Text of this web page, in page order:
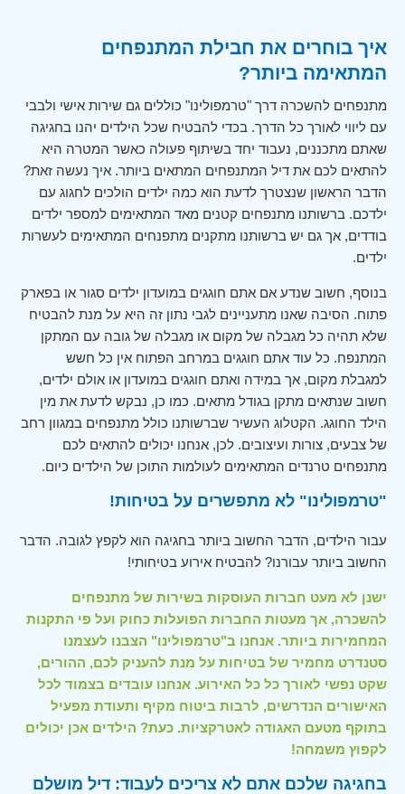
איך בוחרים את חבילת המתנפחים
המתאימה ביותר?
מתנפחים להשכרה דרך "טרמפולינו" כוללים גם שירות אישי ולבבי
עם ליווי לאורך כל הדרך. בכדי להבטיח שכל הילדים יהנו בחגיגה
שאתם מתכננים, נעבוד יחד בשיתוף פעולה כאשר המטרה היא
להתאים לכם את דיל המתנפחים המתאים ביותר. איך נעשה זאת?
הדבר הראשון שנצטרך לדעת הוא כמה ילדים הולכים לחגוג עם
ילדכם. ברשותנו מתנפחים קטנים מאד המתאימים למספר ילדים
בודדים, אך גם יש ברשותנו מתקנים מתפנחים המתאימים לעשרות
ילדים.
בנוסף, חשוב שנדע אם אתם חוגגים במועדון ילדים סגור או בפארק
פתוח. הסיבה שאנו מתעניינים לגבי נתון זה היא על מנת להבטיח
שלא תהיה כל מגבלה של מקום או מגבלה של גובה עם המתקן
המתנפח. כל עוד אתם חוגגים במרחב הפתוח אין כל חשש
למגבלת מקום, אך במידה ואתם חוגגים במועדון או אולם ילדים,
חשוב שנתאים מתקן בגודל מתאים. כמו כן, נבקש לדעת את מין
הילד החוגג. הקטלוג העשיר שברשותנו כולל מתנפחים במגוון רחב
של צבעים, צורות ועיצובים. לכן, אנחנו יכולים להתאים לכם
מתנפחים טרנדים המתאימים לעולמות התוכן של הילדים כיום.
"טרמפולינו" לא מתפשרים על בטיחות!
עבור הילדים, הדבר החשוב ביותר בחגיגה הוא לקפץ לגובה. הדבר
החשוב ביותר עבורנו? להבטיח אירוע בטיחותי!
ישנן לא מעט חברות העוסקות בשירות של מתנפחים
להשכרה, אך מעטות החברות הפועלות כחוק ועל פי התקנות
המחמירות ביותר. אנחנו ב"טרמפולינו" הצבנו לעצמנו
סטנדרט מחמיר של בטיחות על מנת להעניק לכם, ההורים,
שקט נפשי לאורך כל כל האירוע. אנחנו עובדים בצמוד לכל
האישורים הנדרשים, לרבות ביטוח מקיף ותעודת מפעיל
בתוקף מטעם האגודה לאטרקציות. כעת? הילדים אכן יכולים
לקפוץ משמחה!
בחגיגה שלכם אתם לא צריכים לעבוד: דיל מושלם